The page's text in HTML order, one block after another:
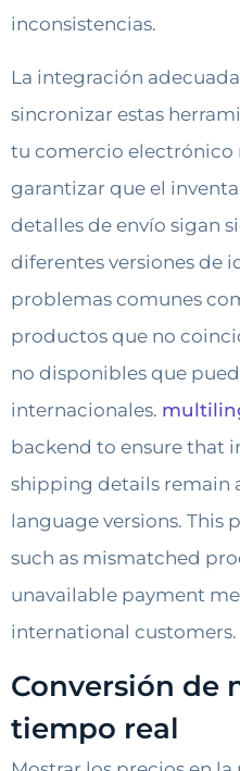
inconsistencias.
La integración
sincronizar estas
tu comercio electrónico
garantizar que el
detalles de envío sigan
diferentes versiones de
problemas comunes
productos que no
no disponibles que
internacionales.
backend to ensure that
shipping details remain
language versions. This
such as mismatched
unavailable payment
international customers.
Conversión de
tiempo real